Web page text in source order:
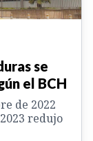
se
el BCH
de 2022
redujo